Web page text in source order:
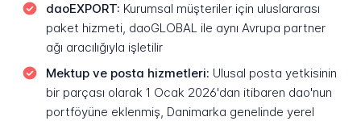
daoEXPORT: Kurumsal müşteriler için uluslararası
paket hizmeti, daoGLOBAL ile aynı Avrupa partner
ağı aracılığıyla işletilir
Mektup ve posta hizmetleri: Ulusal posta yetkisinin
bir parçası olarak 1 Ocak 2026'dan itibaren dao'nun
portföyüne eklenmiş, Danimarka genelinde yerel